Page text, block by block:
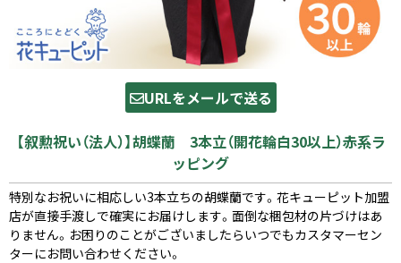
URLをメールで送る
【叙勲祝い（法人）】胡蝶蘭 3本立（開花輪白30以上）赤系ラ
ッピング
特別なお祝いに相応しい3本立ちの胡蝶蘭です。花キューピット加盟
店が直接手渡しで確実にお届けします。面倒な梱包材の片づけはあ
りません。お困りのことがございましたらいつでもカスタマーセン
ターにお問い合わせください。